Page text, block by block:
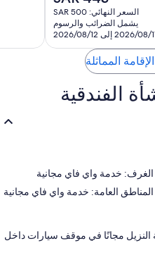
الحالي
هو
SAR
443
السعر النهائي: SAR 500
يشمل الضرائب والرسوم
المماثلة
الفندقية
خدمة واي فاي مجانية
العامة: خدمة واي فاي مجانية
النزيل مجانًا في موقف سيارات داخل